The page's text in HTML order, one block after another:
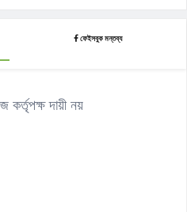
ফেইসবুক মন্তব্য
কর্তৃপক্ষ দায়ী নয়